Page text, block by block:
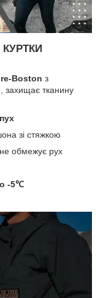
Boston з
захищає тканину
зі стяжкою
обмежує рух
-5℃